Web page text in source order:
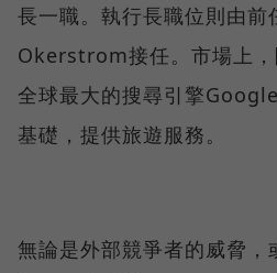
長一職。執行長職位則由
Okerstrom接任。市場上
全球最大的搜尋引擎
基礎，提供旅遊服務。
無論是外部競爭者的威脅，